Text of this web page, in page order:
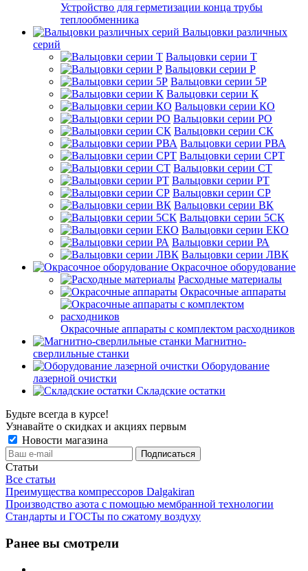
Устройство для герметизации конца трубы
теплообменника
Вальцовки различных
серий
Вальцовки серии Т
Вальцовки серии Р
Вальцовки серии 5Р
Вальцовки серии К
Вальцовки серии КО
Вальцовки серии РО
Вальцовки серии СК
Вальцовки серии РВА
Вальцовки серии СРТ
Вальцовки серии СТ
Вальцовки серии РТ
Вальцовки серии СР
Вальцовки серии ВК
Вальцовки серии 5СК
Вальцовки серии ЕКО
Вальцовки серии РА
Вальцовки серии ЛВК
Окрасочное оборудование
Расходные материалы
Окрасочные аппараты
Окрасочные аппараты с комплектом расходников
Магнитно-
сверлильные станки
Оборудование
лазерной очистки
Складские остатки
Будьте всегда в курсе!
Узнавайте о скидках и акциях первым
Новости магазина
Статьи
Все статьи
Преимущества компрессоров Dalgakiran
Производство азота с помощью мембранной технологии
Стандарты и ГОСТы по сжатому воздуху
Ранее вы смотрели